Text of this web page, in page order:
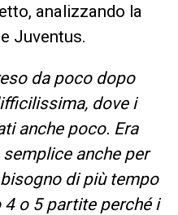
analizzando la
Juventus.
da poco dopo
dove i
anche poco. Era
anche per
bisogno di più tempo
o 5 partite perché i